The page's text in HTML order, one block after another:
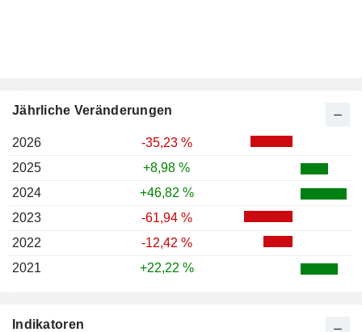
Indikatoren
Jährliche Veränderungen
2026
-35,23 %
2025
+8,98 %
2024
+46,82 %
2023
-61,94 %
2022
-12,42 %
2021
+22,22 %